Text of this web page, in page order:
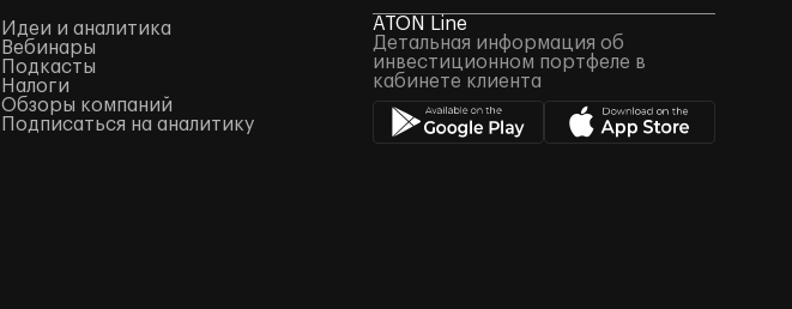
Идеи и аналитика
Вебинары
Подкасты
Налоги
Обзоры компаний
Подписаться на аналитику
ATON Line
Детальная информация об
инвестиционном портфеле в
кабинете клиента